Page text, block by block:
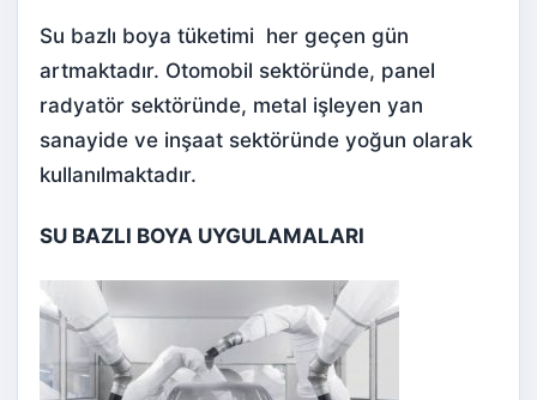
Su bazlı boya tüketimi her geçen gün
artmaktadır. Otomobil sektöründe, panel
radyatör sektöründe, metal işleyen yan
sanayide ve inşaat sektöründe yoğun olarak
kullanılmaktadır.
SU BAZLI BOYA UYGULAMALARI